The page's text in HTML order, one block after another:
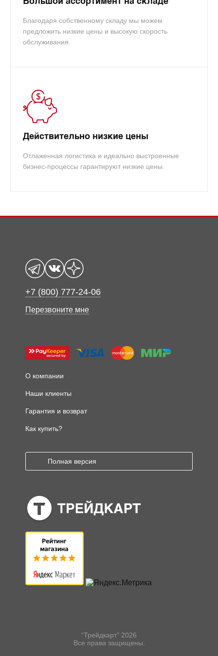
Благодаря собственному складу мы можем
предложить низкие цены и высокую скорость
обслуживания.
Действительно низкие цены
Отлаженная логистика и идеально выстроенные
бизнес-процессы гарантируют низкие цены.
+7 (800) 777-24-06
Перезвоните мне
О компании
Наши клиенты
Гарантия и возврат
Как купить?
Полная версия
“Трейдкарт” 2026
Все права защищены.